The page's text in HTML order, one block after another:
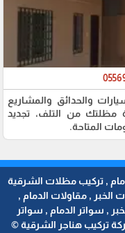
والحدائق والمشاريع
مظلتك من التلف، تجديد
المتاحة.
, تركيب مظلات الشرقية
الخبر , مقاولات الدمام ,
, سواتر الدمام , سواتر
تركيب هناجر الشرقية ©